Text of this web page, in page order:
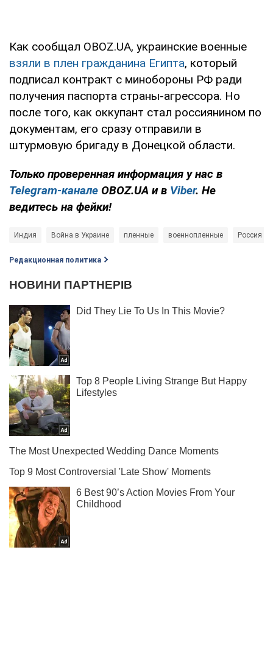
Как сообщал OBOZ.UA, украинские военные
взяли в плен гражданина Египта, который
подписал контракт с минобороны РФ ради
получения паспорта страны-агрессора. Но
после того, как оккупант стал россиянином по
документам, его сразу отправили в
штурмовую бригаду в Донецкой области.
Только проверенная информация у нас в
Telegram-канале OBOZ.UA и в Viber. Не
ведитесь на фейки!
Индия Война в Украине пленные военнопленные Россия -
Редакционная политика